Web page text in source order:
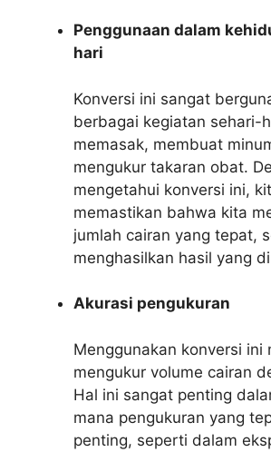
Penggunaan dalam
hari
Konversi ini sangat
berbagai kegiatan sehari-
memasak, membuat
mengukur takaran obat.
mengetahui konversi ini,
memastikan bahwa kita
jumlah cairan yang tepat,
menghasilkan hasil yang
Akurasi pengukuran
Menggunakan konversi ini
mengukur volume cairan
Hal ini sangat penting
mana pengukuran yang
penting, seperti dalam